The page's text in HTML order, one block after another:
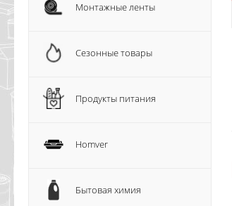
Монтажные ленты
Сезонные товары
Продукты питания
Homver
Бытовая химия